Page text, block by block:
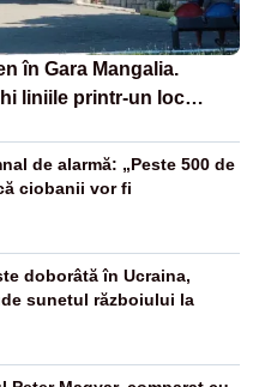
în Gara Mangalia.
liniile printr-un loc
de alarmă: „Peste 500 de
ciobanii vor fi
doborâtă în Ucraina,
sunetul războiului la